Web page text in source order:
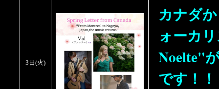
3日(火)
カナダ
ォーカ
Noelte"
です！